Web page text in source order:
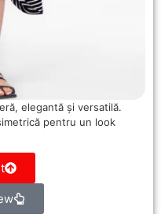
elegantă și versatilă.
pentru un look